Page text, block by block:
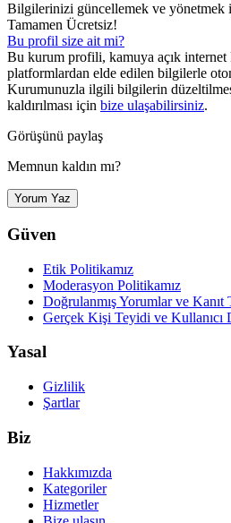
Bilgilerinizi güncellemek ve yönetmek
Tamamen Ücretsiz!
Bu profil size ait mi?
Bu kurum profili, kamuya açık internet
platformlardan elde edilen bilgilerle
Kurumunuzla ilgili bilgilerin
kaldırılması için bize ulaşabilirsiniz.
Görüşünü paylaş
Memnun kaldın mı?
Yorum Yaz
Güven
Etik Politikamız
Moderasyon Politikamız
Doğrulanmış Yorumlar ve Kanıt
Gerçek Kişi Teyidi ve Kullanıcı
Yasal
Gizlilik
Şartlar
Biz
Hakkımızda
Kategoriler
Hizmetler